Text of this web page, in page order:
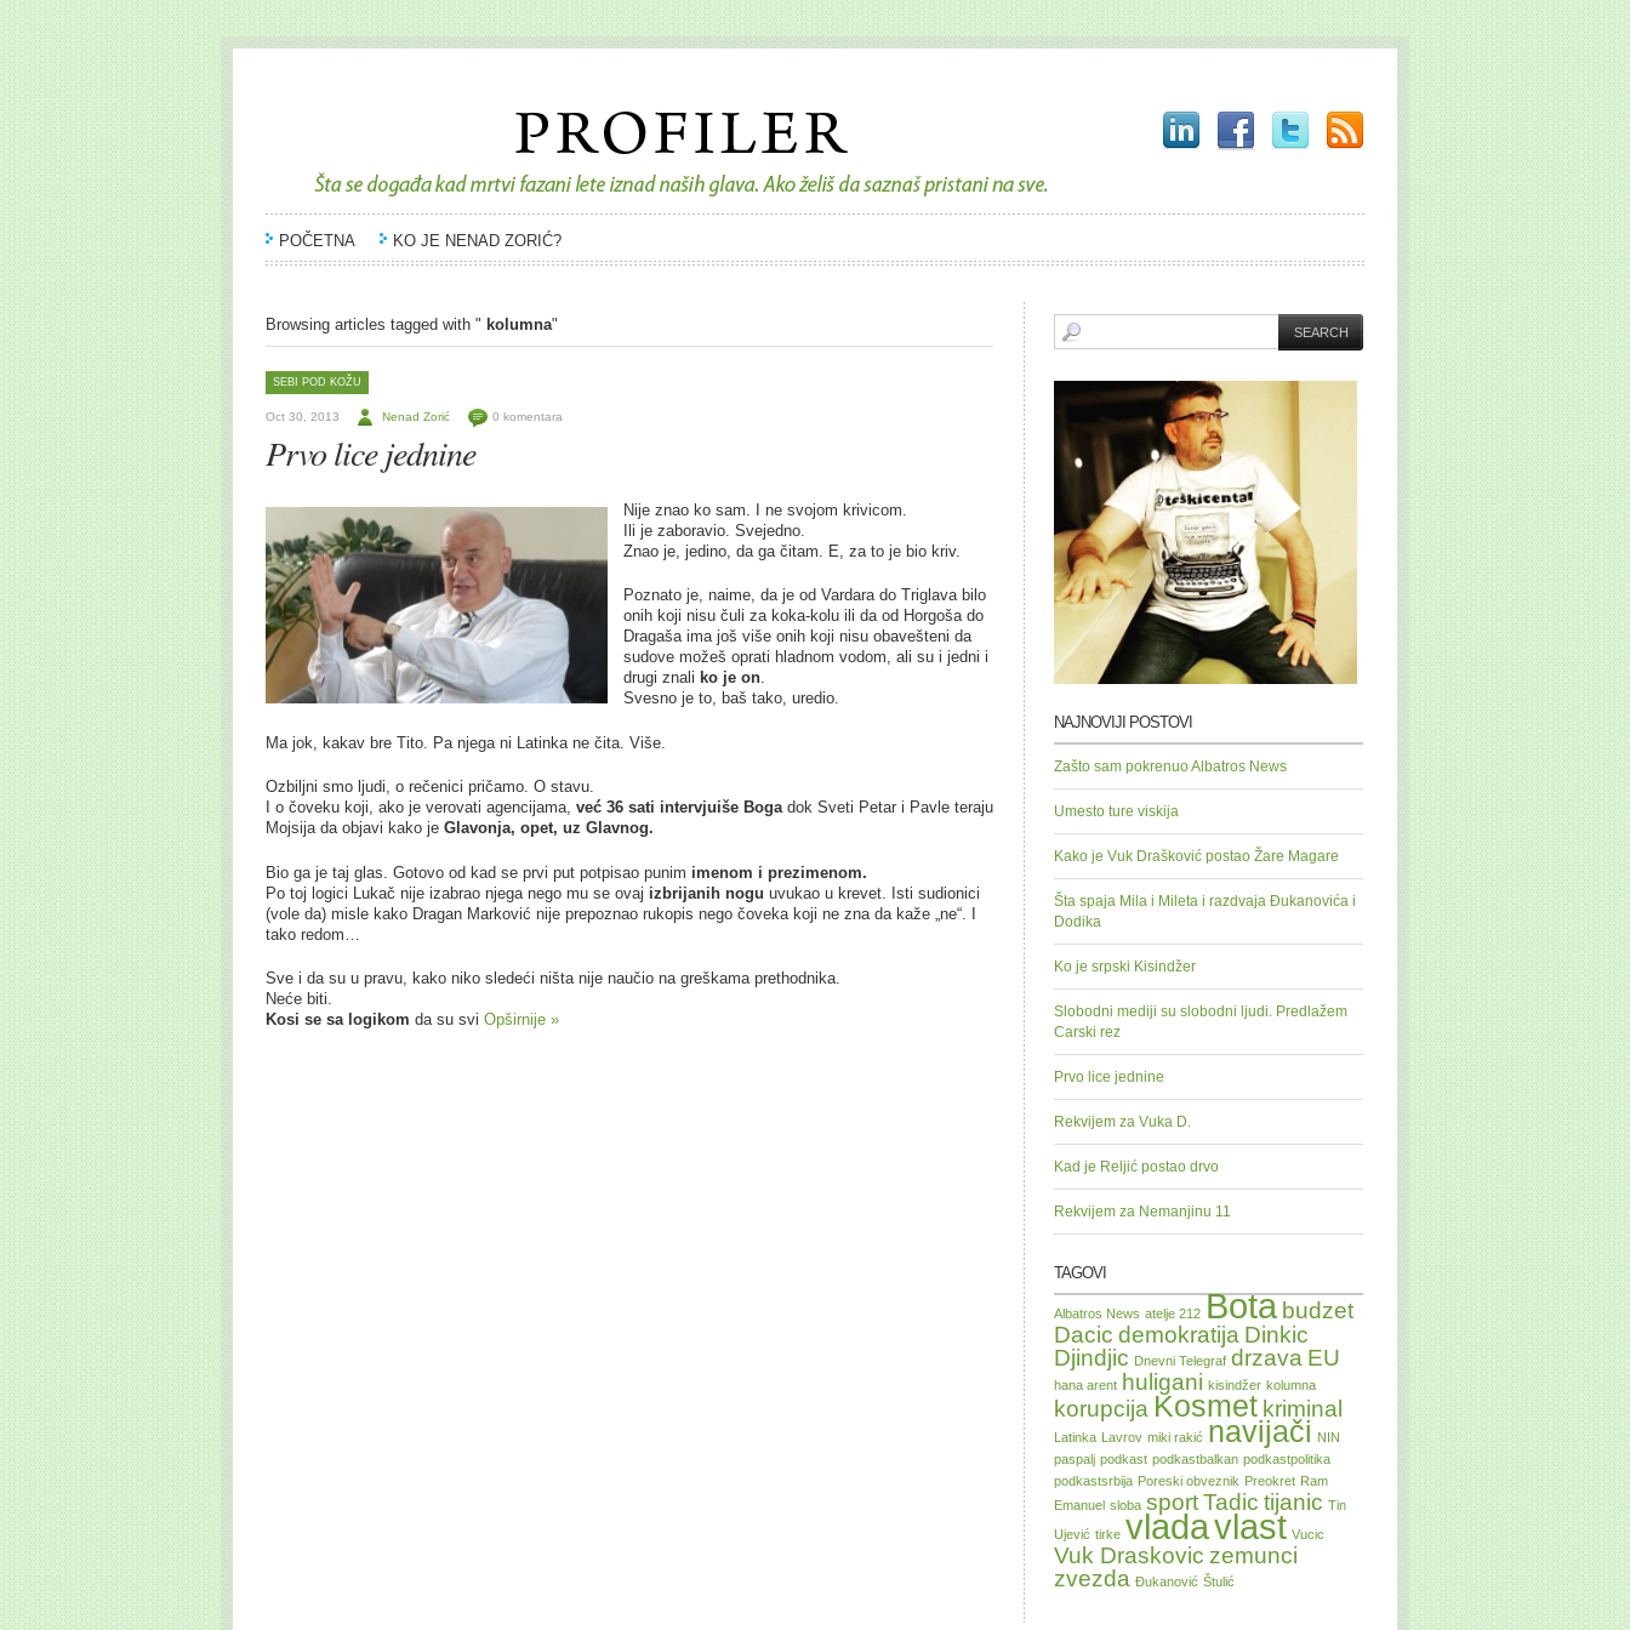
POČETNA KO JE NENAD ZORIĆ?
Browsing articles tagged with " kolumna"
SEBI POD KOŽU
Oct 30, 2013 Nenad Zorić 0 komentara
Prvo lice jednine
Nije znao ko sam. I ne svojom krivicom.
Ili je zaboravio. Svejedno.
Znao je, jedino, da ga čitam. E, za to je bio kriv.
Poznato je, naime, da je od Vardara do Triglava bilo
onih koji nisu čuli za koka-kolu ili da od Horgoša do
Dragaša ima još više onih koji nisu obavešteni da
sudove možeš oprati hladnom vodom, ali su i jedni i
drugi znali ko je on.
Svesno je to, baš tako, uredio.
Ma jok, kakav bre Tito. Pa njega ni Latinka ne čita. Više.
Ozbiljni smo ljudi, o rečenici pričamo. O stavu.
I o čoveku koji, ako je verovati agencijama, već 36 sati intervjuiše Bogadok Sveti Petar i Pavle teraju
Mojsija da objavi kako je Glavonja, opet, uz Glavnog.
Bio ga je taj glas. Gotovo od kad se prvi put potpisao punim imenom i prezimenom.
Po toj logici Lukač nije izabrao njega nego mu se ovaj izbrijanih nogu uvukao u krevet. Isti sudionici
(vole da) misle kako Dragan Marković nije prepoznao rukopis nego čoveka koji ne zna da kaže „ne“. I
tako redom…
Sve i da su u pravu, kako niko sledeći ništa nije naučio na greškama prethodnika.
Neće biti.
Kosi se sa logikom da su svi Opširnije »
NAJNOVIJI POSTOVI
Zašto sam pokrenuo Albatros News
Umesto ture viskija
Kako je Vuk Drašković postao Žare Magare
Šta spaja Mila i Mileta i razdvaja Đukanovića i
Dodika
Ko je srpski Kisindžer
Slobodni mediji su slobodni ljudi. Predlažem
Carski rez
Prvo lice jednine
Rekvijem za Vuka D.
Kad je Reljić postao drvo
Rekvijem za Nemanjinu 11
TAGOVI
Albatros News atelje 212 Bota budzet
Dacic demokratija Dinkic
Djindjic Dnevni Telegraf drzava EU
hana arent huligani kisindžer kolumna
korupcija Kosmet kriminal
Latinka Lavrov miki rakić navijači NIN
paspalj podkast podkastbalkan podkastpolitika
podkastsrbija Poreski obveznik Preokret Ram
Emanuel sloba sportTadic tijanic Tin
Ujević tirke vladavlast Vucic
Vuk Draskovic zemunci
zvezda Đukanović Štulić